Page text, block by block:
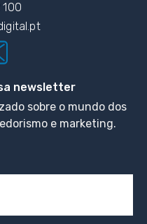
100
newsletter
sobre o mundo dos
e marketing.